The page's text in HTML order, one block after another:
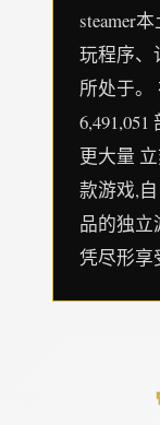
steamer
玩程序、
所处于。
更大量
款游戏,
品的独立
凭尽形享